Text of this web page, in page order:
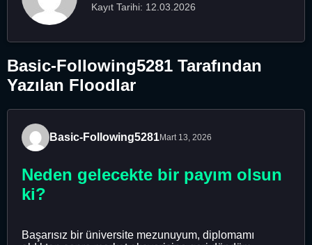
Kayıt Tarihi: 12.03.2026
Basic-Following5281 Tarafından
Yazılan Floodlar
Basic-Following5281Mart 13, 2026
Neden gelecekte bir payım olsun
ki?
Başarısız bir üniversite mezunuyum, diplomamı